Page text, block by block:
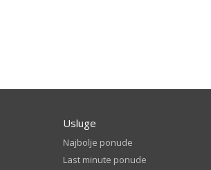
Usluge
Najbolje ponude
Last minute ponude